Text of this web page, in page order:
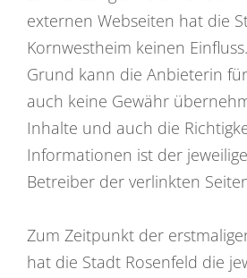
externen Webseiten hat die
Kornwestheim keinen
Grund kann die Anbieterin
auch keine Gewähr
Inhalte und auch die
Informationen ist der
Betreiber der verlinkten
Zum Zeitpunkt der
hat die Stadt Rosenfeld die